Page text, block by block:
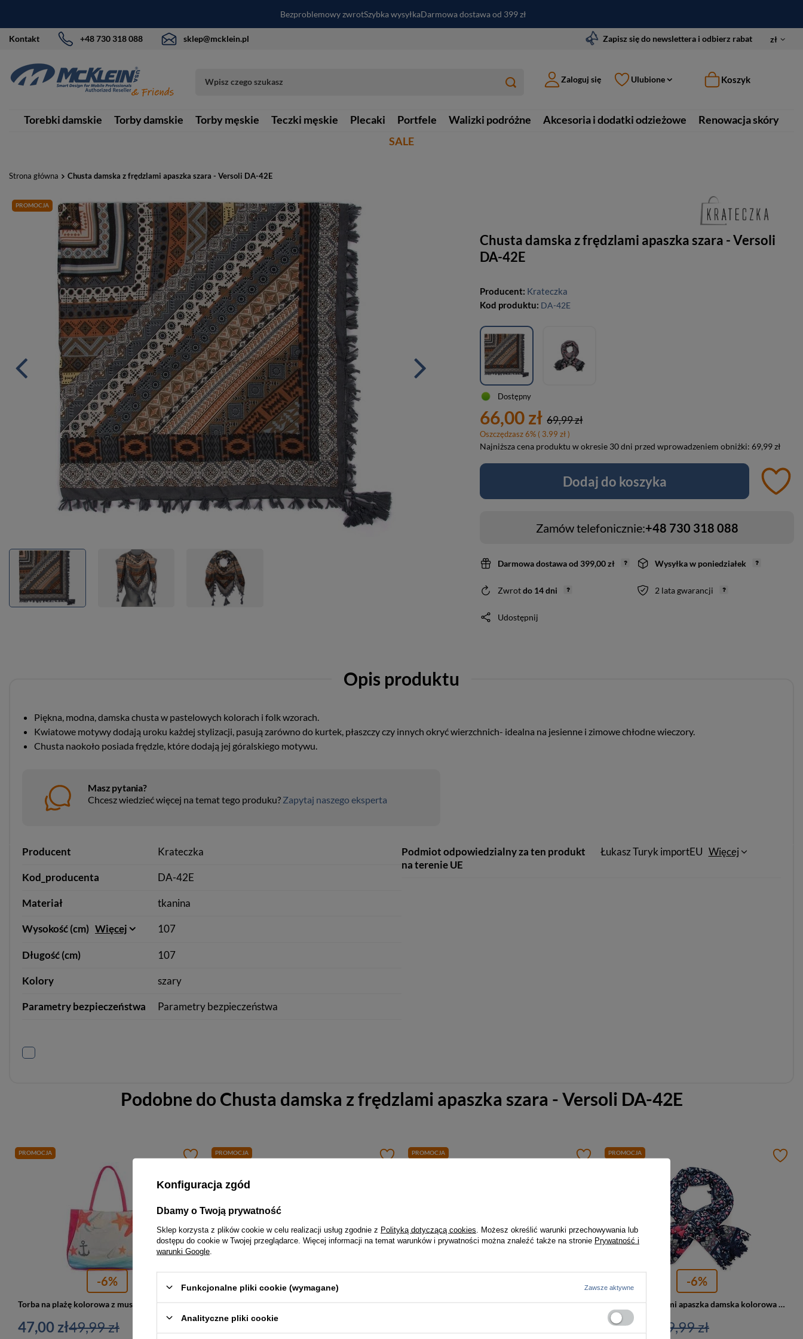
Bezproblemowy zwrotSzybka wysyłkaDarmowa dostawa od 399 zł
Kontakt +48 730 318 088 sklep@mcklein.pl Zapisz się do newslettera i odbierz rabat zł
Zaloguj się Ulubione Koszyk
Torebki damskie Torby damskie Torby męskie Teczki męskie Plecaki Portfele Walizki podróżne Akcesoria i dodatki odzieżowe
Renowacja skóry
SALE
Strona główna Chusta damska z frędzlami apaszka szara - Versoli DA-42E
PROMOCJA
Chusta damska z frędzlami apaszka szara - Versoli
DA-42E
Producent: Krateczka
Kod produktu: DA-42E
Dostępny
66,00 zł 69,99 zł
Oszczędzasz6% ( 3.99 zł )
Najniższa cena produktu w okresie 30 dni przed wprowadzeniem obniżki:69,99 zł
Dodaj do koszyka
Zamów telefonicznie:+48 730 318 088
Darmowa dostawaod 399,00 zł Wysyłkaw poniedziałek
Zwrotdo 14dni 2 lata gwarancji
Udostępnij
Opis produktu
Piękna, modna, damska chusta w pastelowych kolorach i folk wzorach.
Kwiatowe motywy dodają uroku każdej stylizacji, pasują zarówno do kurtek, płaszczy czy innych okryć wierzchnich- idealna na jesienne i zimowe chłodne wieczory.
Chusta naokoło posiada frędzle, które dodają jej góralskiego motywu.
Masz pytania?
Chcesz wiedzieć więcej na temat tego produku? Zapytaj naszego eksperta
Producent Krateczka
Kod_producenta DA-42E
Materiał tkanina
Wysokość (cm) Więcej 107
Długość (cm) 107
Kolory szary
Parametry bezpieczeństwa Parametry bezpieczeństwa
Podmiot odpowiedzialny za ten produkt
na terenie UE
Łukasz Turyk importEU Więcej
Podobne do Chusta damska z frędzlami apaszka szara - Versoli DA-42E
PROMOCJA
-6%
47,00 zł49,99 zł
PROMOCJA
76,00 zł79,99 zł
PROMOCJA PROMOCJA
-6%
Chusta z frędzlami apaszka damska kolorowa granatowa DA-37A
66,00 zł 69,99 zł
Konfiguracja zgód
Dbamy o Twoją prywatność
Sklep korzysta z plików cookie w celu realizacji usług zgodnie z Polityką dotyczącą cookies . Możesz określić warunki przechowywania lub
dostępu do cookie w Twojej przeglądarce. Więcej informacji na temat warunków i prywatności można znaleźć także na stronie Prywatność i
warunki Google
Funkcjonalne pliki cookie (wymagane) Zawsze aktywne
Analityczne pliki cookie